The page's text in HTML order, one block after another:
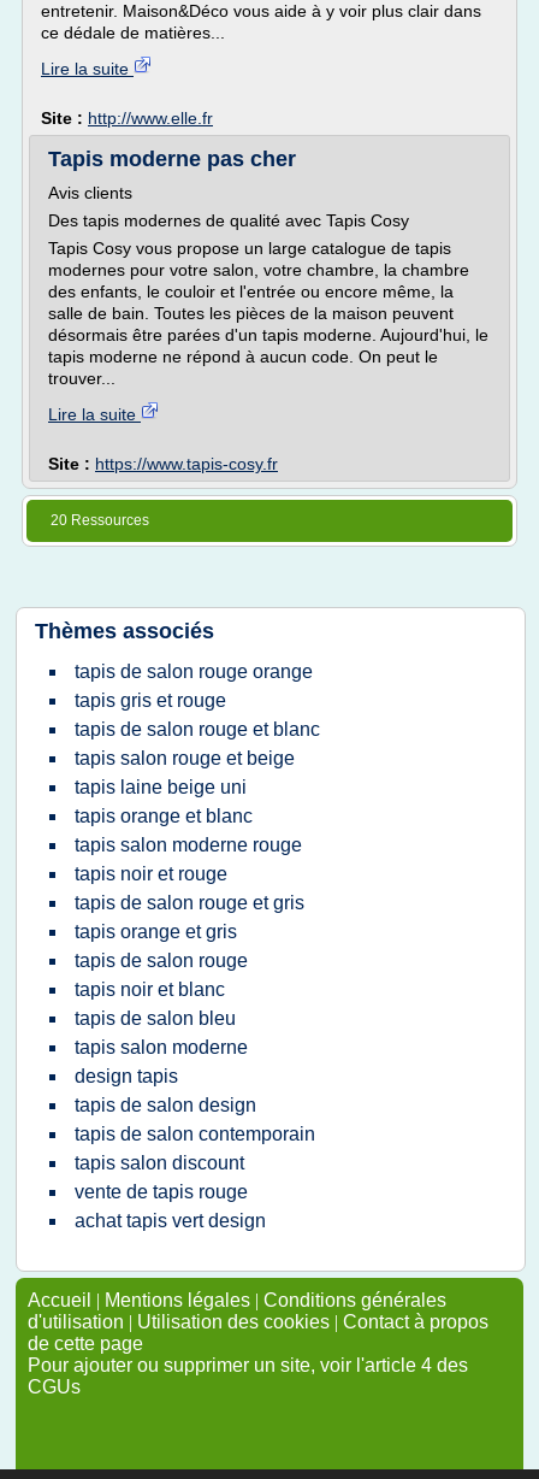
entretenir. Maison&Déco vous aide à y voir plus clair dans
ce dédale de matières...
Lire la suite
Site : http://www.elle.fr
Tapis moderne pas cher
Avis clients
Des tapis modernes de qualité avec Tapis Cosy
Tapis Cosy vous propose un large catalogue de tapis
modernes pour votre salon, votre chambre, la chambre
des enfants, le couloir et l'entrée ou encore même, la
salle de bain. Toutes les pièces de la maison peuvent
désormais être parées d'un tapis moderne. Aujourd'hui, le
tapis moderne ne répond à aucun code. On peut le
trouver...
Lire la suite
Site : https://www.tapis-cosy.fr
20 Ressources
Thèmes associés
tapis de salon rouge orange
tapis gris et rouge
tapis de salon rouge et blanc
tapis salon rouge et beige
tapis laine beige uni
tapis orange et blanc
tapis salon moderne rouge
tapis noir et rouge
tapis de salon rouge et gris
tapis orange et gris
tapis de salon rouge
tapis noir et blanc
tapis de salon bleu
tapis salon moderne
design tapis
tapis de salon design
tapis de salon contemporain
tapis salon discount
vente de tapis rouge
achat tapis vert design
Accueil | Mentions légales | Conditions générales
d'utilisation | Utilisation des cookies | Contact à propos
de cette page
Pour ajouter ou supprimer un site, voir l'article 4 des
CGUs